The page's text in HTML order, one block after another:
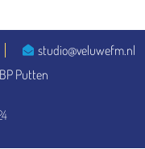
studio@veluwefm.nl
Putten